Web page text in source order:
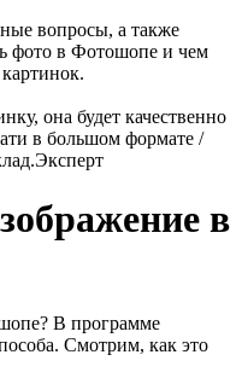
вопросы, а также
фото в Фотошопе и чем
она будет качественно
в большом формате /
в
В программе
Смотрим, как это